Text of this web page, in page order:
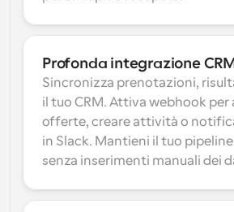
Profonda integrazione
Sincronizza prenotazioni,
il tuo CRM. Attiva webhook
offerte, creare attività o
in Slack. Mantieni il tuo
senza inserimenti manuali dei